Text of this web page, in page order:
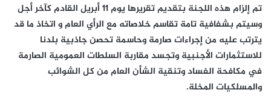
تم إلزام هذه اللجنة بتقديم تقريرها يوم 11 أبريل القادم كآخر أجل
وسيتم بشفافية تامة تقاسم خلاصاته مع الرأي العام و اتخاذ ما قد
يترتب عليه من إجراءات صارمة وحاسمة تحصن جاذبية بلدنا
للاستثمارات الأجنبية وتجسد مقاربة السلطات العمومية الصارمة
في مكافحة الفساد وتنقية الشأن العام من كل الشوائب
والمسلكيات المخلة.